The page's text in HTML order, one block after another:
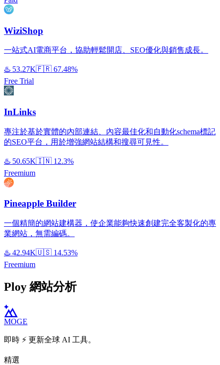
WiziShop
一站式AI電商平台，協助輕鬆開店、SEO優化與銷售成長。
♨️ 53.27K🇫🇷 67.48%
Free Trial
InLinks
專注於基於實體的內部連結、內容最佳化和自動化schema標記
的SEO平台，用於增強網站結構和搜尋可見性。
♨️ 50.65K🇮🇳 12.3%
Freemium
Pineapple Builder
一個精簡的網站建構器，使企業能夠快速創建完全客製化的專
業網站，無需編碼。
♨️ 42.94K🇺🇸 14.53%
Freemium
Ploy 網站分析
MOGE
即時 ⚡️ 更新全球 AI 工具。
精選